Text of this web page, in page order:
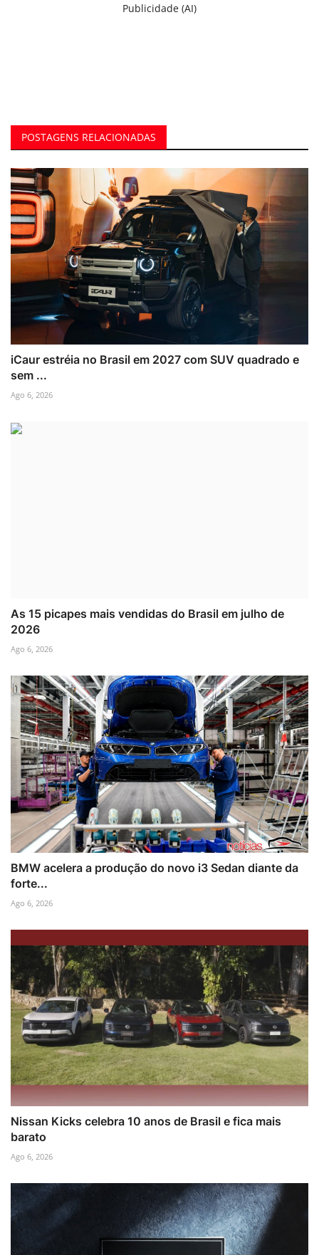
Publicidade (AI)
POSTAGENS RELACIONADAS
iCaur estréia no Brasil em 2027 com SUV quadrado e
sem ...
Ago 6, 2026
As 15 picapes mais vendidas do Brasil em julho de
2026
Ago 6, 2026
BMW acelera a produção do novo i3 Sedan diante da
forte...
Ago 6, 2026
Nissan Kicks celebra 10 anos de Brasil e fica mais
barato
Ago 6, 2026